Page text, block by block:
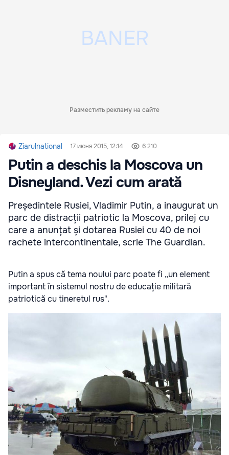
Разместить рекламу на сайте
Ziarulnational 17 июня 2015, 12:14 6 210
Putin a deschis la Moscova un
Disneyland. Vezi cum arată
Președintele Rusiei, Vladimir Putin, a inaugurat un
parc de distracții patriotic la Moscova, prilej cu
care a anunțat și dotarea Rusiei cu 40 de noi
rachete intercontinentale, scrie The Guardian.
Putin a spus că tema noului parc poate fi „un element
important în sistemul nostru de educație militară
patriotică cu tineretul rus".